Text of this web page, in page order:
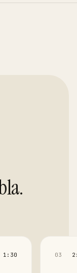
1:30 03